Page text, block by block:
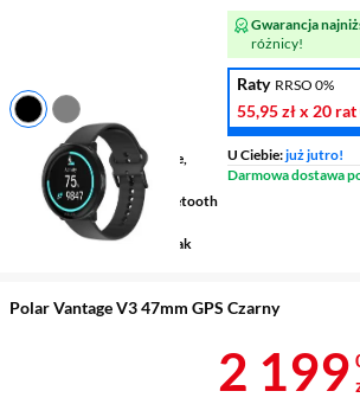
uniwersalny
Rodzaj aktywności
bieganie,
fitness/siłownia, pływanie
Integracja z telefonem
Bluetooth
Pulsometr - Czujnik tętna
tak
Gwarancja
różnicy!
Raty RRSO 0%
55,95 złx 20 rat
U Ciebie:już jutro!
Darmowa dostawa
Polar Vantage V3 47mm GPS Czarny
Cena
2 199